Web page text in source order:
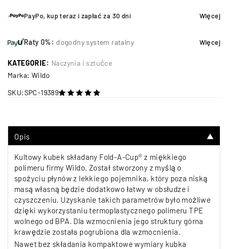
PayPo, kup teraz i zapłać za 30 dni Więcej
Raty 0%: dogodny system ratalny Więcej
KATEGORIE: Naczynia i sztućce
Marka: Wildo
SKU:SPC-19389
Opis ▼
Kultowy kubek składany Fold-A-Cup® z miękkiego
polimeru firmy Wildo. Został stworzony z myślą o
spożyciu płynów z lekkiego pojemnika, który poza niską
masą własną będzie dodatkowo łatwy w obsłudze i
czyszczeniu. Uzyskanie takich parametrów było możliwe
dzięki wykorzystaniu termoplastycznego polimeru TPE
wolnego od BPA. Dla wzmocnienia jego struktury górna
krawędzie została pogrubiona dla wzmocnienia.
Nawet bez składania kompaktowe wymiary kubka